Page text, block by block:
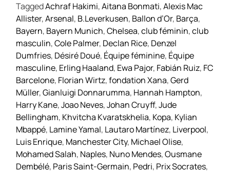
TaggedAchraf Hakimi,Aitana Bonmati,Alexis Mac
Allister,Arsenal, B.Leverkusen, Ballon d’Or, Barça,
Bayern, Bayern Munich,Chelsea,club féminin,club
masculin,Cole Palmer, Declan Rice, Denzel
Dumfries, Désiré Doué, Équipe féminine, Équipe
masculine, Erling Haaland, Ewa Pajor, Fabián Ruiz, FC
Barcelone, Florian Wirtz,fondation Xana,Gerd
Müller,Gianluigi Donnarumma, Hannah Hampton,
Harry Kane,Joao Neves,Johan Cruyff,Jude
Bellingham, Khvitcha Kvaratskhelia, Kopa, Kylian
Mbappé, Lamine Yamal, Lautaro Martínez, Liverpool,
Luis Enrique, Manchester City, Michael Olise,
Mohamed Salah, Naples, Nuno Mendes,Ousmane
Dembélé, Paris Saint-Germain, Pedri, Prix Socrates,